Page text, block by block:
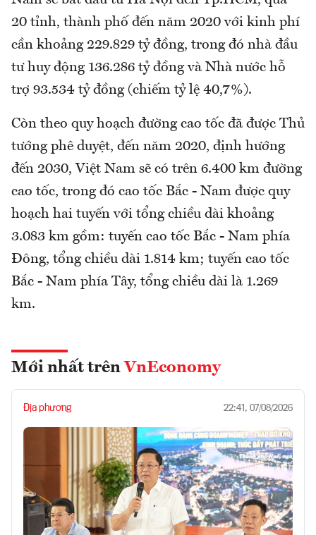
20 tỉnh, thành phố đến năm 2020 với kinh phí
cần khoảng 229.829 tỷ đồng, trong đó nhà đầu
tư huy động 136.286 tỷ đồng và Nhà nước hỗ
trợ 93.534 tỷ đồng (chiếm tỷ lệ 40,7%).
Còn theo quy hoạch đường cao tốc đã được Thủ
tướng phê duyệt, đến năm 2020, định hướng
đến 2030, Việt Nam sẽ có trên 6.400 km đường
cao tốc, trong đó cao tốc Bắc - Nam được quy
hoạch hai tuyến với tổng chiều dài khoảng
3.083 km gồm: tuyến cao tốc Bắc - Nam phía
Đông, tổng chiều dài 1.814 km; tuyến cao tốc
Bắc - Nam phía Tây, tổng chiều dài là 1.269
km.
Mới nhất trên VnEconomy
Địa phương 22:41, 07/08/2026